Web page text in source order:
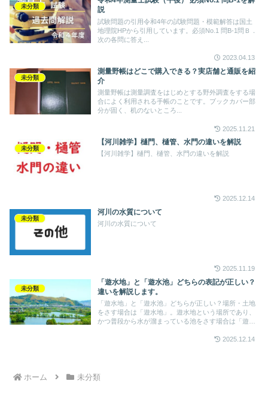
未分類
説
試験問題の引用令和4年の試験問題・模範解答は国土
地理院HPから引用しています。必須No.1 問B-1問Ｂ．
次の各問に答え...
2023.04.13
未分類
測量野帳はどこで購入できる？実店舗と通販を紹
介
測量野帳は測量調査をはじめとする野外調査をする場
合によく利用される手帳のことです。ブックカバー部
分が固く、机のないところ...
2025.11.21
未分類
【河川雑学】樋門、樋管、水門の違いを解説
【河川雑学】樋門、樋管、水門の違いを解説
2025.12.14
未分類
河川の水質について
河川の水質について
2025.11.19
未分類
「遊水地」と「遊水池」どちらの表記が正しい？
違いを解説します。
「遊水地」と「遊水池」どちらが正しい？場所・土地
をさす場合は「遊水地」。遊水地という場所であり、
かつ普段から水が溜まっている池をさす場合は「遊水
2025.12.14
ホーム 未分類